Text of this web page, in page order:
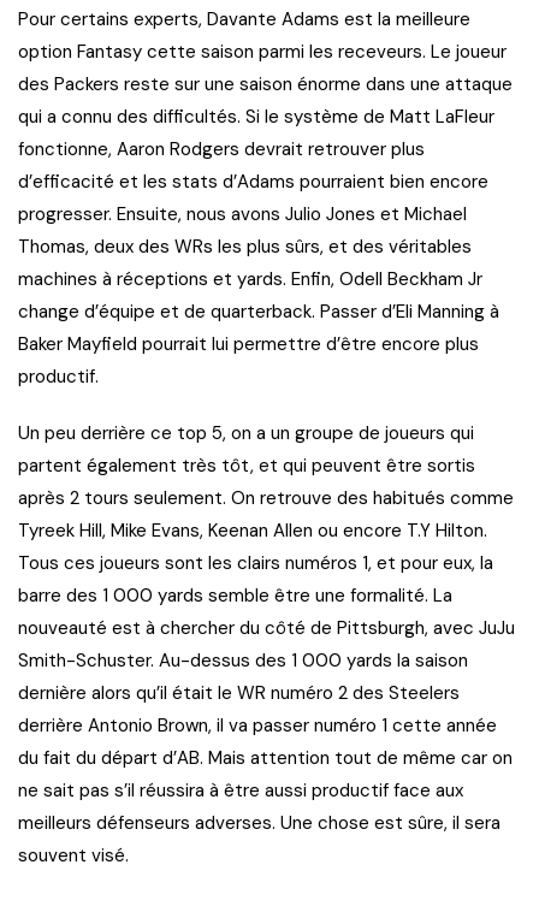
Pour certains experts, Davante Adams est la meilleure
option Fantasy cette saison parmi les receveurs. Le joueur
des Packers reste sur une saison énorme dans une attaque
qui a connu des difficultés. Si le système de Matt LaFleur
fonctionne, Aaron Rodgers devrait retrouver plus
d’efficacité et les stats d’Adams pourraient bien encore
progresser. Ensuite, nous avons Julio Jones et Michael
Thomas, deux des WRs les plus sûrs, et des véritables
machines à réceptions et yards. Enfin, Odell Beckham Jr
change d’équipe et de quarterback. Passer d’Eli Manning à
Baker Mayfield pourrait lui permettre d’être encore plus
productif.
Un peu derrière ce top 5, on a un groupe de joueurs qui
partent également très tôt, et qui peuvent être sortis
après 2 tours seulement. On retrouve des habitués comme
Tyreek Hill, Mike Evans, Keenan Allen ou encore T.Y Hilton.
Tous ces joueurs sont les clairs numéros 1, et pour eux, la
barre des 1 000 yards semble être une formalité. La
nouveauté est à chercher du côté de Pittsburgh, avec JuJu
Smith-Schuster. Au-dessus des 1 000 yards la saison
dernière alors qu’il était le WR numéro 2 des Steelers
derrière Antonio Brown, il va passer numéro 1 cette année
du fait du départ d’AB. Mais attention tout de même car on
ne sait pas s’il réussira à être aussi productif face aux
meilleurs défenseurs adverses. Une chose est sûre, il sera
souvent visé.